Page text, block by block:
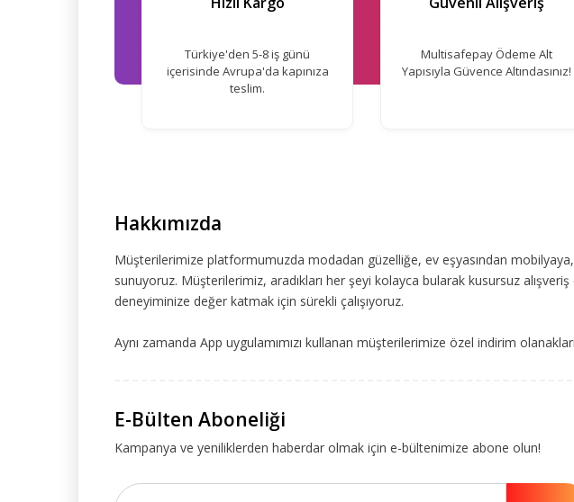
Türkiye'den 5-8 iş günü
içerisinde Avrupa'da kapınıza
teslim.
Multisafepay Ödeme Alt
Yapısıyla Güvence Altındasınız!
Hakkımızda
Müşterilerimize platformumuzda modadan güzelliğe, ev eşyasından
sunuyoruz. Müşterilerimiz, aradıkları her şeyi kolayca bularak kusursuz
deneyiminize değer katmak için sürekli çalışıyoruz.
Aynı zamanda App uygulamımızı kullanan müşterilerimize özel indirim
E-Bülten Aboneliği
Kampanya ve yeniliklerden haberdar olmak için e-bültenimize abone olun!